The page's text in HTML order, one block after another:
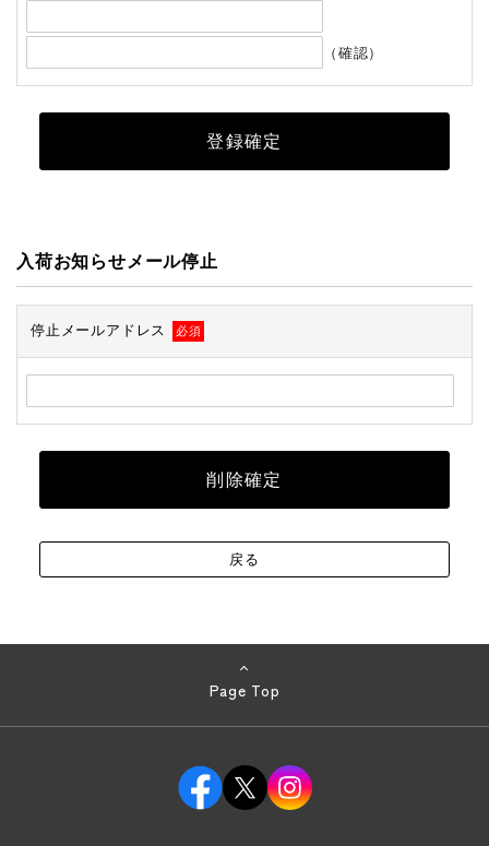
（確認）
入荷お知らせメール停止
停止メールアドレス 必須
Page Top